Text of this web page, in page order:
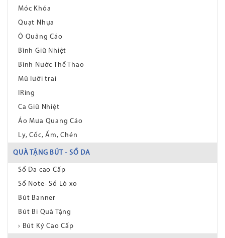
Móc Khóa
Quạt Nhựa
Ô Quảng Cáo
Bình Giữ Nhiệt
Bình Nước Thể Thao
Mũ lưỡi trai
IRing
Ca Giữ Nhiệt
Áo Mưa Quang Cáo
Ly, Cốc, Ấm, Chén
QUÀ TẶNG BÚT - SỔ DA
Sổ Da cao Cấp
Sổ Note- Sổ Lò xo
Bút Banner
Bút Bi Quà Tặng
› Bút Ký Cao Cấp